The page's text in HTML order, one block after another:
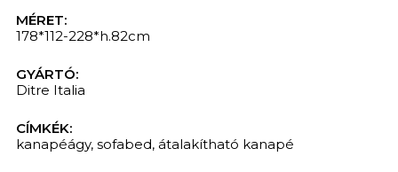
MÉRET:
178*112-228*h.82cm
GYÁRTÓ:
Ditre Italia
CÍMKÉK:
kanapéágy, sofabed, átalakítható kanapé